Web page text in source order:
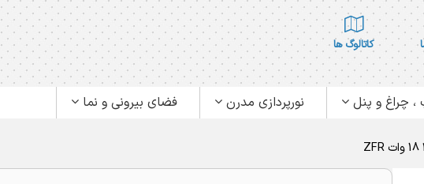
کاتالوگ ها
، چراغ و پنل نورپردازی مدرن فضای بیرونی و نما